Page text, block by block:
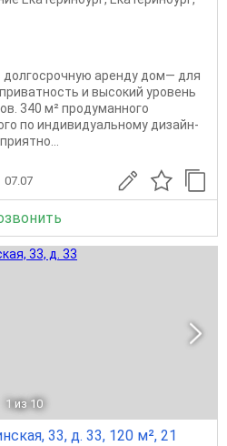
долгосрочную аренду дом— для
и высокий уровень
340 м² продуманного
по индивидуальному дизайн-
07.07
1 из 10
33, д. 33, 120 м², 21